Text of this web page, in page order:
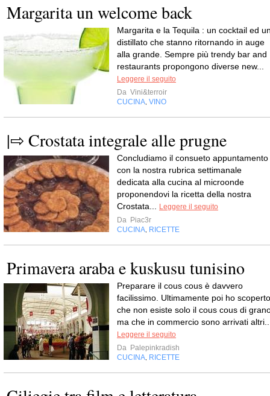
Margarita un welcome back
Margarita e la Tequila : un cocktail ed
distillato che stanno ritornando in auge
alla grande. Sempre più trendy bar and
restaurants propongono diverse new...
Leggere il seguito
Da Vini&terroir
CUCINA VINO
|⇨ Crostata integrale alle prugne
Concludiamo il consueto appuntamento
con la nostra rubrica settimanale
dedicata alla cucina al microonde
proponendovi la ricetta della nostra
Crostata...
Leggere il seguito
Da Piac3r
CUCINA RICETTE
Primavera araba e kuskusu tunisino
Preparare il cous cous è davvero
facilissimo. Ultimamente poi ho scoperto
che non esiste solo il cous cous di
ma che in commercio sono arrivati
Leggere il seguito
Da Palepinkradish
CUCINA RICETTE